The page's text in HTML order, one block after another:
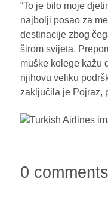
“To je bilo moje
najbolji posao za
destinacije zbog
širom svijeta.
muške kolege kažu
njihovu veliku
zaključila je Pojraz,
0 comments